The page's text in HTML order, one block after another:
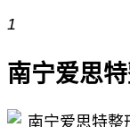
1
南宁爱思